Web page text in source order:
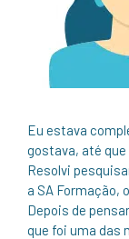
Eu estava
gostava, até que
Resolvi
a SA Formação,
Depois de
que foi uma das